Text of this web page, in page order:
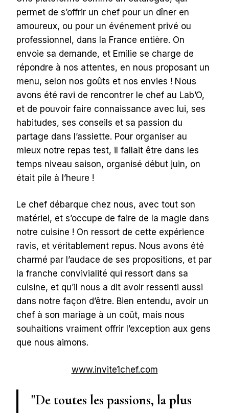
permet de s’offrir un chef pour un dîner en
amoureux, ou pour un événement privé ou
professionnel, dans la France entière. On
envoie sa demande, et Emilie se charge de
répondre à nos attentes, en nous proposant un
menu, selon nos goûts et nos envies ! Nous
avons été ravi de rencontrer le chef au Lab’O,
et de pouvoir faire connaissance avec lui, ses
habitudes, ses conseils et sa passion du
partage dans l’assiette. Pour organiser au
mieux notre repas test, il fallait être dans les
temps niveau saison, organisé début juin, on
était pile à l’heure !
Le chef débarque chez nous, avec tout son
matériel, et s’occupe de faire de la magie dans
notre cuisine ! On ressort de cette expérience
ravis, et véritablement repus. Nous avons été
charmé par l’audace de ses propositions, et par
la franche convivialité qui ressort dans sa
cuisine, et qu’il nous a dit avoir ressenti aussi
dans notre façon d’être. Bien entendu, avoir un
chef à son mariage à un coût, mais nous
souhaitions vraiment offrir l’exception aux gens
que nous aimons.
www.invite1chef.com
De toutes les passions, la plus